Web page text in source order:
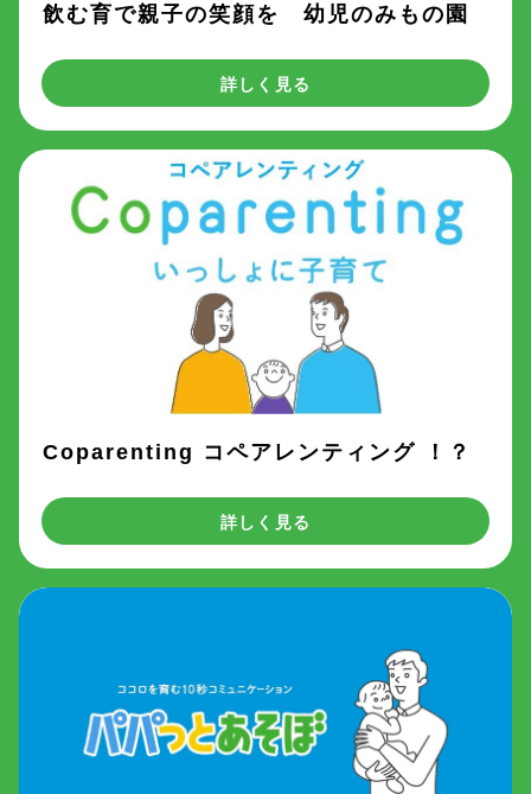
飲む育で親子の笑顔を 幼児のみもの園
詳しく見る
Coparenting コペアレンティング ！？
詳しく見る